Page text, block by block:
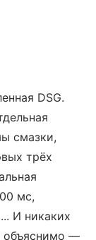
DSG.
смазки,
трёх
мс,
И никаких
объяснимо —